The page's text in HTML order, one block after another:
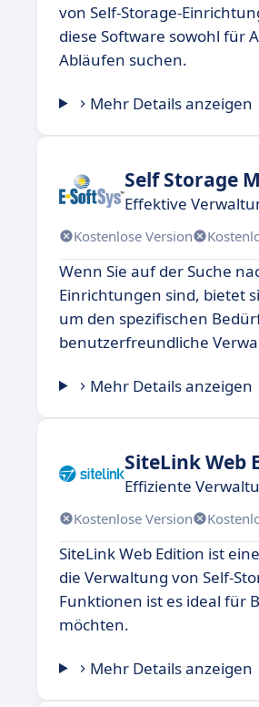
von Self-Storage-
diese Software sowohl für
Abläufen suchen.
Mehr Details anzeigen
Self Storage
Effektive
Kostenlose Version
Wenn Sie auf der Suche
Einrichtungen sind, bietet
um den spezifischen
benutzerfreundliche
Mehr Details anzeigen
SiteLink Web
Effiziente
Kostenlose Version
SiteLink Web Edition ist
die Verwaltung von Self-
Funktionen ist es ideal für
möchten.
Mehr Details anzeigen